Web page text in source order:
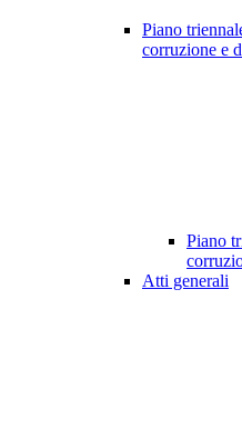
Piano
corruzione e
Piano
Atti generali